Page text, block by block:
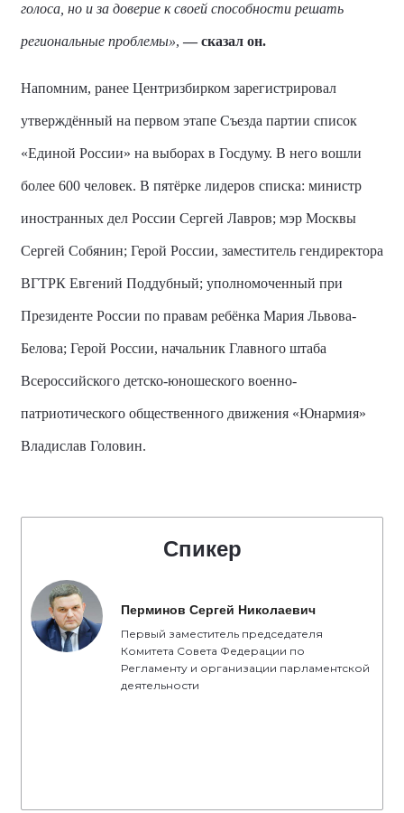
голоса, но и за доверие к своей способности решать
региональные проблемы»,— сказал он.
Напомним, ранее Центризбирком зарегистрировал
утверждённый на первом этапе Съезда партии список
«Единой России» на выборах в Госдуму. В него вошли
более 600 человек. В пятёрке лидеров списка: министр
иностранных дел России Сергей Лавров; мэр Москвы
Сергей Собянин; Герой России, заместитель гендиректора
ВГТРК Евгений Поддубный; уполномоченный при
Президенте России по правам ребёнка Мария Львова-
Белова; Герой России, начальник Главного штаба
Всероссийского детско-юношеского военно-
патриотического общественного движения «Юнармия»
Владислав Головин.
Спикер
Перминов Сергей Николаевич
Первый заместитель председателя
Комитета Совета Федерации по
Регламенту и организации парламентской
деятельности